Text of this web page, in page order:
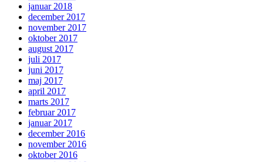
januar 2018
december 2017
november 2017
oktober 2017
august 2017
juli 2017
juni 2017
maj 2017
april 2017
marts 2017
februar 2017
januar 2017
december 2016
november 2016
oktober 2016